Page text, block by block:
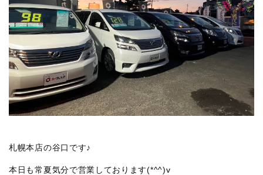
札幌本店の谷口です♪
本日も常夏気分で営業しております(*^^)v